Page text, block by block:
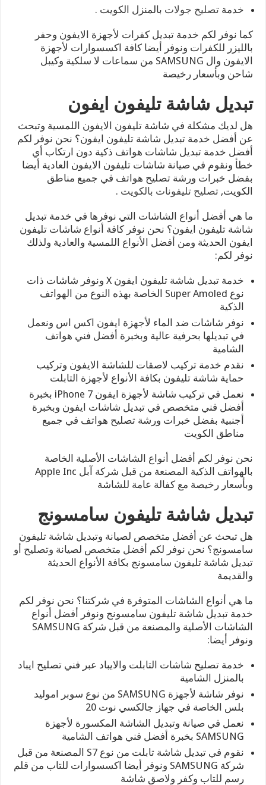
خدمةتصليح جولات بالمنزل الكويت .
كما نوفر لكم خدمة تبديل كفرات لأجهزة الايفون وحفر
بالليزر للكفرات ونوفر أيضا كافة اكسسوارات لأجهزة
الايفون وال SAMSUNG من سماعات لا سلكية وكيبل
شاحن وبأسعار رخيصة
تبديل شاشة تليفون ايفون
هل لديك مشكلة في شاشة تليفون الايفون اللمسية وتبحث
عن أفضل خدمة تبديل شاشة تليفون ايفون؟ نحن نوفر لكم
أفضل خدمة تبديل شاشات هواتف ذكية دون ارتكاب أي
خطأ ونقوم في صيانة شاشات تليفون الايفون العادية أيضا
بفضل خبرات ورشة تصليح هواتف في جميع مناطق
الكويت,تصليح تليفونات بالكويت .
ما هي أفضل أنواع الشاشات التي نوفرها في خدمة تبديل
شاشة تليفون ايفون؟ نحن نوفر كافة أنواع شاشات تليفون
ايفون الحديثة ومن أفضل الأنواع اللمسية والعادية ولذلك
نوفر لكم:
خدمة تبديل شاشة تليفون ايفون X ونوفر شاشات ذات
نوع Super Amoled الخاصة بهذه النوع من الهواتف
الذكية
نوفر شاشات ضد الماء لأجهزة ايفون اكس اس ونعمل
في تبديلها بحرفية عالية وبخبرة أفضل فني هواتف
الشامية
نقدم خدمة تركيب لاصقات للشاشة الايفون وتركيب
حماية شاشة تليفون بكافة الأنواع لأجهزة التابلت
نعمل في تركيب شاشة لأجهزة ايفون 7 iPhone بخبرة
أفضل فني متخصص في تبديل شاشات ايفون وبخبرة
أجنبية بفضل خبرات ورشة تصليح هواتف في جميع
مناطق الكويت
نحن نوفر لكم أفضل أنواع الشاشات الأصلية الخاصة
بالهواتف الذكية المصنعة من قبل شركة آبل Apple Inc
وبأسعار رخيصة مع كفالة عامة للشاشة
تبديل شاشة تليفون سامسونج
هل تبحث عن أفضل متخصص لصيانة وتبديل شاشة تليفون
سامسونج؟ نحن نوفر لكم أفضل متخصص لصيانة وتصليح أو
تبديل شاشة تليفون سامسونج بكافة الأنواع الحديثة
والقديمة
ما هي أنواع الشاشات المتوفرة في شركتنا؟ نحن نوفر لكم
خدمة تبديل شاشة تليفون سامسونج ونوفر أفضل أنواع
الشاشات الأصلية والمصنعة من قبل شركة SAMSUNG
ونوفر أيضا:
خدمة تصليح شاشات التابلت والايباد عبر فني تصليح ايباد
بالمنزل الشامية
نوفر شاشة لأجهزة SAMSUNG من نوع سوبر اموليد
بلس الخاصة في جهاز جالكسي نوت 20
نعمل في صيانة وتبديل الشاشة المكسورة لأجهزة
SAMSUNG بخبرة أفضل فني هواتف الشامية
نقوم في تبديل شاشة تابلت من نوع S7 المصنعة من قبل
شركة SAMSUNG ونوفر أيضا اكسسوارات للتاب من قلم
رسم للتاب وكفر ولاصق شاشة